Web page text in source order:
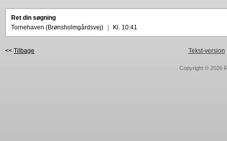
Ret din søgning
Tornehaven (Brønsholmgårdsvej)
Kl. 10:41
<< Tilbage Tekst-version
Copyright © 2026